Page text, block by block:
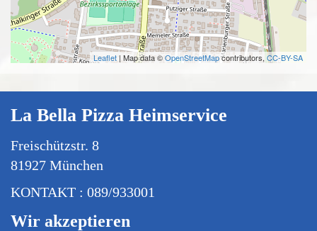
Leaflet | Map data ©OpenStreetMapcontributors, CC-BY-SA
La Bella Pizza Heimservice
Freischützstr. 8
81927 München
KONTAKT : 089/933001
Wir akzeptieren